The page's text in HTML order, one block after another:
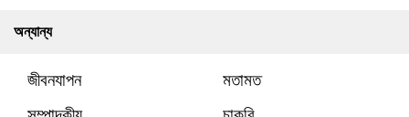
অন্যান্য
জীবনযাপন
মতামত